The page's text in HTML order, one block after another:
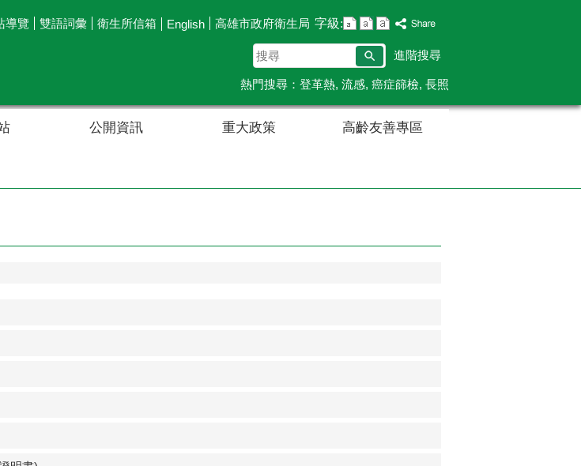
導覽 雙語詞彙 衛生所信箱 English 高雄市政府衛生局 字級:
搜
尋
進階搜尋
熱門搜尋： 登革熱 流感 癌症篩檢 長照
公開資訊 重大政策 高齡友善專區